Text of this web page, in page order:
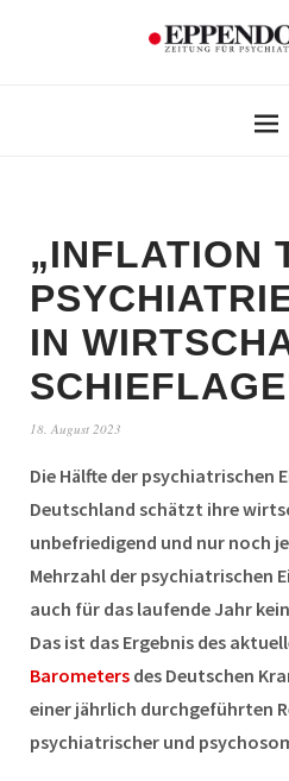
„INFLATION
IN
18. August 2023
Die Hälfte der psychiatrischen
Deutschland schätzt ihre
unbefriedigend und nur noch
Mehrzahl der psychiatrischen
auch für das laufende Jahr
Das ist das Ergebnis des
Barometers des Deutschen
einer jährlich durchgeführten
psychiatrischer und